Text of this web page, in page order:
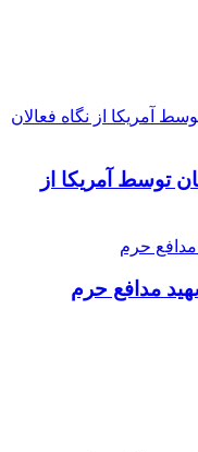
توسط آمریکا از
مدافع حرم